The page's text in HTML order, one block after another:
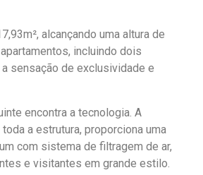
alcançando uma altura de
incluindo dois
sensação de exclusividade e
encontra a tecnologia. A
a estrutura, proporciona uma
com sistema de filtragem de ar,
e visitantes em grande estilo.